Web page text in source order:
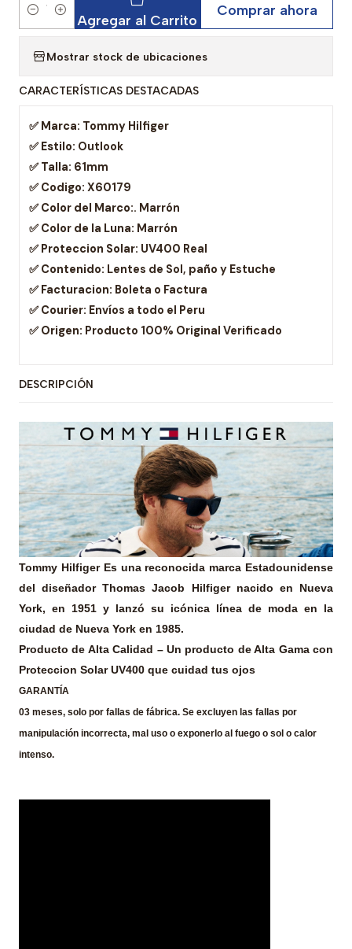
Cantidad Agregar al Carrito
Comprar ahora
Mostrar stock de ubicaciones
CARACTERÍSTICAS DESTACADAS
✅ Marca: Tommy Hilfiger
✅ Estilo: Outlook
✅ Talla: 61mm
✅ Codigo: X60179
✅ Color del Marco:. Marrón
✅ Color de la Luna: Marrón
✅ Proteccion Solar: UV400 Real
✅ Contenido: Lentes de Sol, paño y Estuche
✅ Facturacion: Boleta o Factura
✅ Courier: Envíos a todo el Peru
✅ Origen: Producto 100% Original Verificado
DESCRIPCIÓN
Tommy Hilfiger Es una reconocida marca Estadounidense
del diseñador Thomas Jacob Hilfiger nacido en Nueva
York, en 1951 y lanzó su icónica línea de moda en la
ciudad de Nueva York en 1985.
Producto de Alta Calidad – Un producto de Alta Gama con
Proteccion Solar UV400 que cuidad tus ojos
GARANTÍA
03 meses, solo por fallas de fábrica. Se excluyen las fallas por
manipulación incorrecta, mal uso o exponerlo al fuego o sol o calor
intenso.